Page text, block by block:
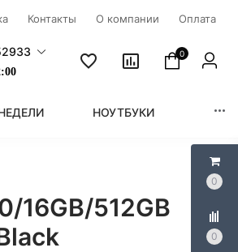
0
0
Контакты О компании Оплата
0
НОУТБУКИ
16GB/512GB